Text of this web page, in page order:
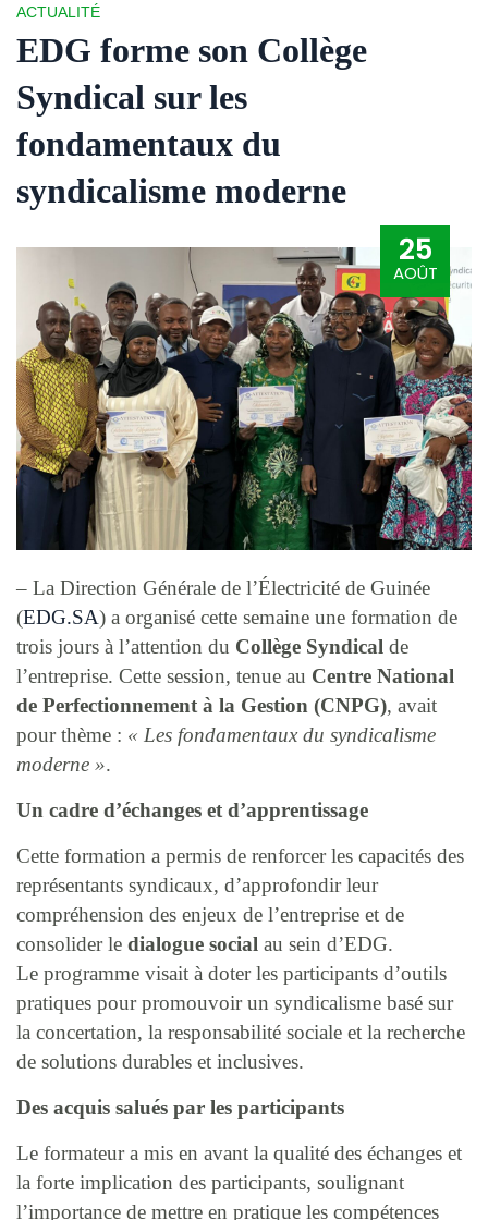
ACTUALITÉ
EDG forme son Collège
Syndical sur les
fondamentaux du
syndicalisme moderne
25
AOÛT
– La Direction Générale de l’Électricité de Guinée
(EDG.SA) a organisé cette semaine une formation de
trois jours à l’attention du Collège Syndical de
l’entreprise. Cette session, tenue au Centre National
de Perfectionnement à la Gestion (CNPG), avait
pour thème : « Les fondamentaux du syndicalisme
moderne ».
Un cadre d’échanges et d’apprentissage
Cette formation a permis de renforcer les capacités des
représentants syndicaux, d’approfondir leur
compréhension des enjeux de l’entreprise et de
consolider le dialogue social au sein d’EDG.
Le programme visait à doter les participants d’outils
pratiques pour promouvoir un syndicalisme basé sur
la concertation, la responsabilité sociale et la recherche
de solutions durables et inclusives.
Des acquis salués par les participants
Le formateur a mis en avant la qualité des échanges et
la forte implication des participants, soulignant
l’importance de mettre en pratique les compétences